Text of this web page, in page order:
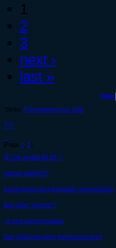
1
2
3
next ›
last »
Topic
Sticky: Forenregeln und -hilfe
???
...
[Page 1, 2]
$7,08 anstatt $5,95 ?
Aufzug defekt?!?
Ausrüstungs-Enzyklopädie unvollständig
Bug oder "normal"?
cr sind verschwunden
Das Supportsystem funktioniert nicht